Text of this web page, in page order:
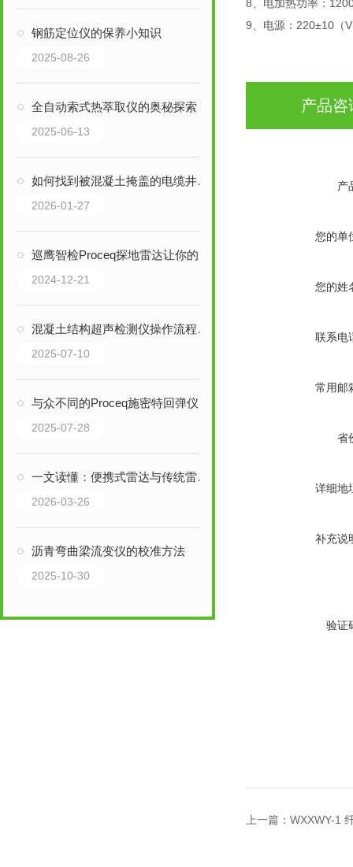
钢筋定位仪的保养小知识
2025-08-26
全自动索式热萃取仪的奥秘探索！
2025-06-13
如何找到被混凝土掩盖的电缆井盖？
2026-01-27
巡鹰智检Proceq探地雷达让你的工作事半功倍
2024-12-21
混凝土结构超声检测仪操作流程关键要点
2025-07-10
与众不同的Proceq施密特回弹仪
2025-07-28
一文读懂：便携式雷达与传统雷达的区别及应用场景
2026-03-26
沥青弯曲梁流变仪的校准方法
2025-10-30
8、电加热功率：
9、电源：220±10（
产品咨
产
您的单
您的姓
联系电
常用邮
省
详细地
补充说
验证
上一篇： WXXWY-1